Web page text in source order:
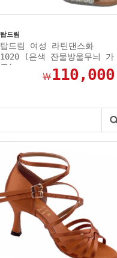
탑드림
탑드림 여성 라틴댄스화
1020 (은색 잔물방울무늬 가
죽)
￦110,000